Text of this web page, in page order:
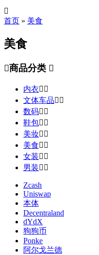

首页 » 美食
美食
商品分类 
内衣 
文体车品 
数码 
鞋包 
美妆 
美食 
女装 
男装 
Zcash
Uniswap
本体
Decentraland
dYdX
狗狗币
Ponke
阿尔戈兰德